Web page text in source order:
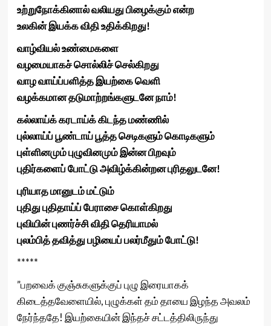
உற்றுநோக்கினால் வலியது பிழைக்கும் என்ற
உலகின் இயக்க விதி உதிக்கிறது!
வாழ்வியல் உண்மைகளை
வழமையாகச் சொல்லிச் செல்கிறது
வாழ வாய்ப்பளித்த இயற்கை வெளி
வழக்கமான தடுமாற்றங்களுடனே நாம்!
கல்லாய்க் கரடாய்க் கிடந்த மண்ணில்
புல்லாய்ப் பூண்டாய் பூத்த செடிகளும் கொடிகளும்
புள்ளினமும் புழுவினமும் இன்ன பிறவும்
புதிர்களைப் போட்டு அவிழ்க்கின்றன புரிதலுடனே!
புரியாத மானுடம் மட்டும்
புதிது புதிதாய்ப் பேராசை கொள்கிறது
புவியின் புணர்ச்சி விதி தெரியாமல்
புலம்பித் தவித்து பழியைப் பலர்மீதும் போட்டு!
*****
”பறவைக் குஞ்சுகளுக்குப் புழு இரையாகக்
கிடைத்தவேளையில், புழுக்கள் தம் தாயை இழந்த அவலம்
நேர்ந்ததே! இயற்கையின் இந்தச் சட்டத்திலிருந்து